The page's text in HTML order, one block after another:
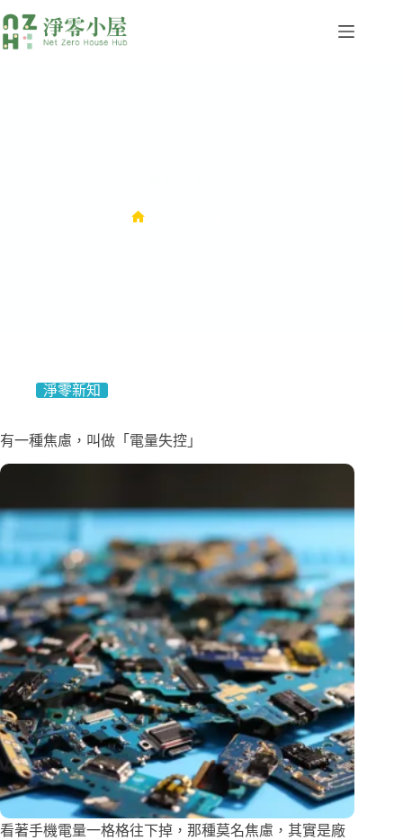
淨零新知
有一種焦慮，叫做「電量失控」
看著手機電量一格格往下掉，那種莫名焦慮，其實是廠